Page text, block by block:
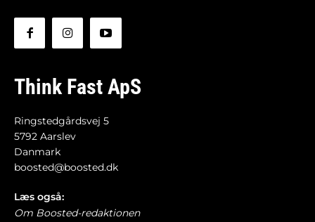
Think Fast ApS
Ringstedgårdsvej 5
5792 Aarslev
Danmark
boosted@boosted.dk
Læs også:
Om Boosted-redaktionen